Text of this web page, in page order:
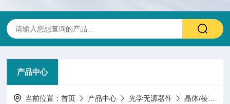
产品中心
当前位置：首页 产品中心 光学无源器件 晶体/棱镜/窗片